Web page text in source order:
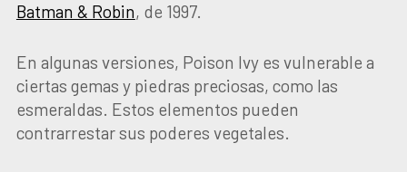
Batman & Robin, de 1997.
En algunas versiones, Poison Ivy es vulnerable a
ciertas gemas y piedras preciosas, como las
esmeraldas. Estos elementos pueden
contrarrestar sus poderes vegetales.